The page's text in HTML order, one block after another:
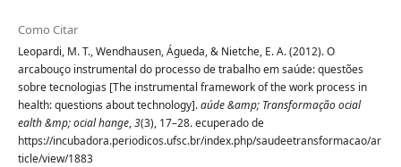
Como Citar
Leopardi, M. T., Wendhausen, Águeda, & Nietche, E. A. (2012). O
arcabouço instrumental do processo de trabalho em saúde: questões
sobre tecnologias [The instrumental framework of the work process in
health: questions about technology].aúde &amp; Transformação ocial
ealth &mp; ocial hange,3(3), 17–28. ecuperado de
https://incubadora.periodicos.ufsc.br/index.php/saudeetransformacao/ar
ticle/view/1883